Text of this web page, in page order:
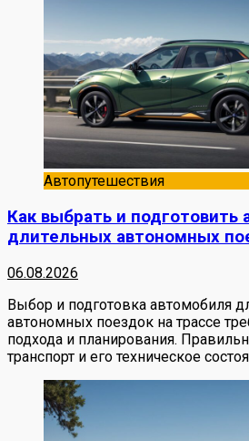
Автопутешествия
Как выбрать и подготовить
длительных автономных
06.08.2026
Выбор и подготовка автомобиля
автономных поездок на трассе
подхода и планирования.
транспорт и его техническое